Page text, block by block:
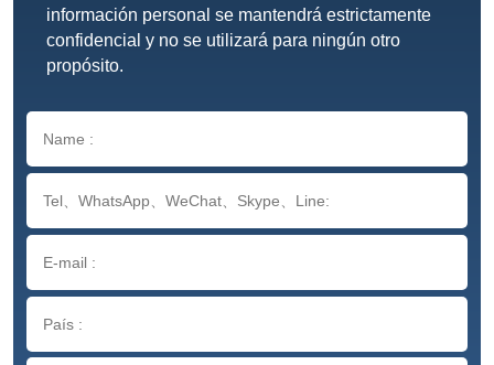
información personal se mantendrá estrictamente
confidencial y no se utilizará para ningún otro
propósito.